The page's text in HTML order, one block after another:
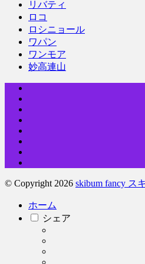
リバティ
ロコ
ロシニョール
ワパン
ワンモア
妙高連山
© Copyright 2026 skibum fancy ス
ホーム
シェア